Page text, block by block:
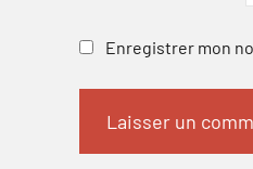
Enregistrer mon